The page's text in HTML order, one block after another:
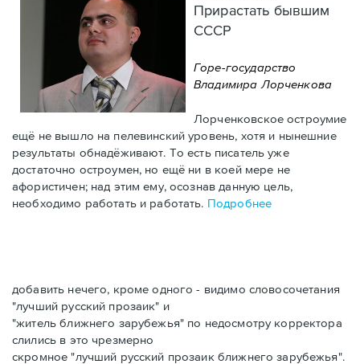
Прирастать бывшим
CCCР
Горе-государство
Владимира Лорченкова
Лорченковское остроумие
ещё не вышло на пелевинский уровень, хотя и нынешние
результаты обнадёживают. То есть писатель уже
достаточно остроумен, но ещё ни в коей мере не
афористичен; над этим ему, осознав данную цель,
необходимо работать и работать. Подробнее
добавить нечего, кроме одного - видимо словосочетания
"лучший русский прозаик" и
"житель ближнего зарубежья" по недосмотру корректора
слились в это чрезмерно
скромное "лучший русский прозаик ближнего зарубежья".